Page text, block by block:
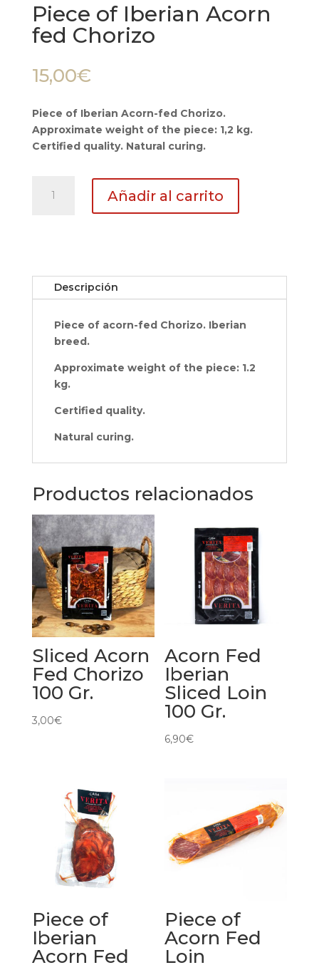
Piece of Iberian Acorn
fed Chorizo
15,00€
Piece of Iberian Acorn-fed Chorizo.
Approximate weight of the piece: 1,2 kg.
Certified quality. Natural curing.
cantidad
Añadir al carrito
Descripción
Piece of acorn-fed Chorizo. Iberian
breed.
Approximate weight of the piece: 1.2
kg.
Certified quality.
Natural curing.
Productos relacionados
Sliced Acorn
Fed Chorizo
100 Gr.
3,00€
Acorn Fed
Iberian
Sliced Loin
100 Gr.
6,90€
Piece of
Iberian
Acorn Fed
Piece of
Acorn Fed
Loin